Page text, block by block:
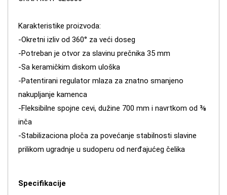
Karakteristike proizvoda:
-Okretni izliv od 360° za veći doseg
-Potreban je otvor za slavinu prečnika 35 mm
-Sa keramičkim diskom uloška
-Patentirani regulator mlaza za znatno smanjeno
nakupljanje kamenca
-Fleksibilne spojne cevi, dužine 700 mm i navrtkom od ⅜
inča
-Stabilizaciona ploča za povećanje stabilnosti slavine
prilikom ugradnje u sudoperu od nerđajućeg čelika
Specifikacije